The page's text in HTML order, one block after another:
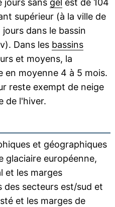
jours sans gel est de 104
supérieur (à la ville de
dans le bassin
Dans les bassins
et moyens, la
en moyenne 4 à 5 mois.
reste exempt de neige
de l'hiver.
et géographiques
glaciaire européenne,
et les marges
secteurs est/sud et
et les marges de